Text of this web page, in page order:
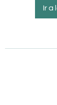
Ir a